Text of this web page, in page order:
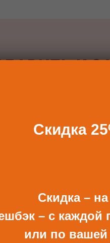
К
ОТКРЫТКА И
КОНВЕРТ С ДЕКОРОМ
Скидка
Скидка –
– с каждой
или по вашей